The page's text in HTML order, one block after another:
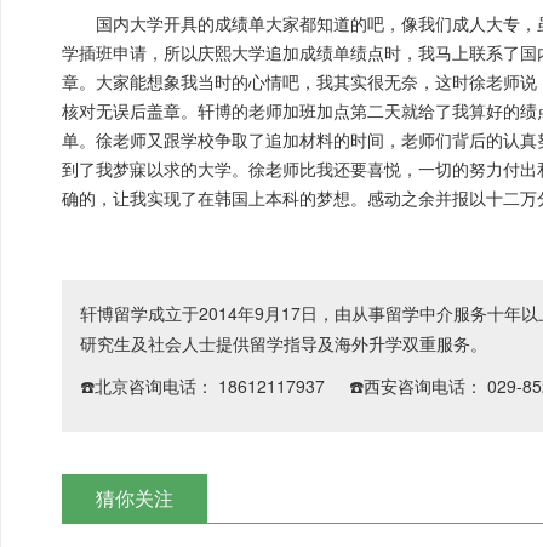
国内大学开具的成绩单大家都知道的吧，像我们成人大专
学插班申请，所以庆熙大学追加成绩单绩点时，我马上联系了
章。大家能想象我当时的心情吧，我其实很无奈，这时徐老师
核对无误后盖章。轩博的老师加班加点第二天就给了我算好的
单。徐老师又跟学校争取了追加材料的时间，老师们背后的认
到了我梦寐以求的大学。徐老师比我还要喜悦，一切的努力付
确的，让我实现了在韩国上本科的梦想。感动之余并报以十二万
轩博留学成立于2014年9月17日，由从事留学中介服务十年
研究生及社会人士提供留学指导及海外升学双重服务。
☎️北京咨询电话： 18612117937 ☎️西安咨询电话： 029-
猜你关注